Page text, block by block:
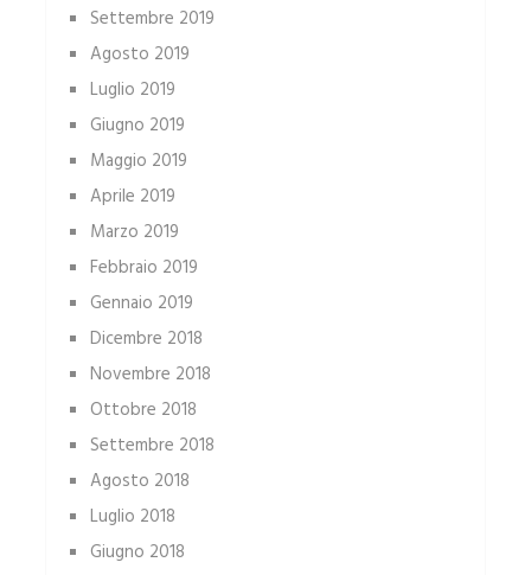
Settembre 2019
Agosto 2019
Luglio 2019
Giugno 2019
Maggio 2019
Aprile 2019
Marzo 2019
Febbraio 2019
Gennaio 2019
Dicembre 2018
Novembre 2018
Ottobre 2018
Settembre 2018
Agosto 2018
Luglio 2018
Giugno 2018